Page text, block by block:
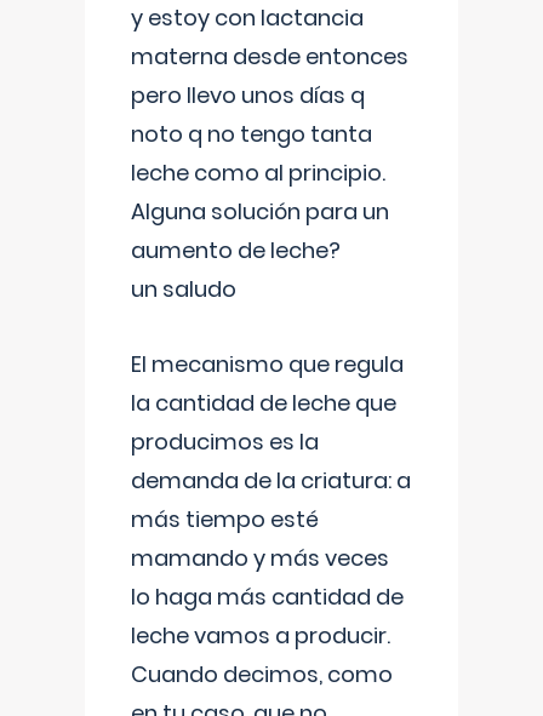
y estoy con lactancia
materna desde entonces
pero llevo unos días q
noto q no tengo tanta
leche como al principio.
Alguna solución para un
aumento de leche?
un saludo
El mecanismo que regula
la cantidad de leche que
producimos es la
demanda de la criatura: a
más tiempo esté
mamando y más veces
lo haga más cantidad de
leche vamos a producir.
Cuando decimos, como